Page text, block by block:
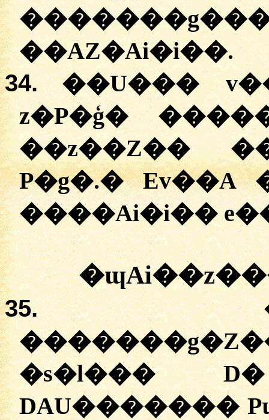
�������g���
��AZ�Ai�i��.
34.
��U���
z�P�ģ�
��z��Z��
P�g�.�Ev��A
����Ai�i��
35.
�s�l���
DAU�������